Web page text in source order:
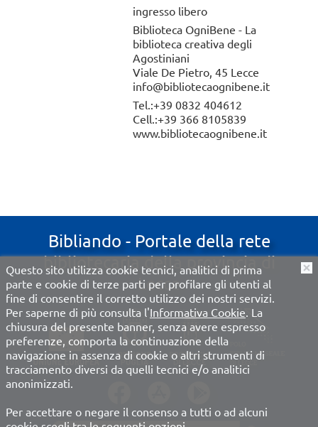
ingresso libero
Biblioteca OgniBene - La
biblioteca creativa degli
Agostiniani
Viale De Pietro, 45 Lecce
info@bibliotecaognibene.it
Tel.:+39 0832 404612
Cell.:+39 366 8105839
www.bibliotecaognibene.it
Bibliando - Portale della rete
bibliotecaria della provincia di
Lecce
Questo sito utilizza cookie tecnici, analitici di prima
parte e cookie di terze parti per profilare gli utenti al
fine di consentire il corretto utilizzo dei nostri servizi.
Per saperne di più consulta l'Informativa Cookie. La
chiusura del presente banner, senza avere espresso
preferenze, comporta la continuazione della
navigazione in assenza di cookie o altri strumenti di
tracciamento diversi da quelli tecnici e/o analitici
anonimizzati.
Per accettare o negare il consenso a tutti o ad alcuni